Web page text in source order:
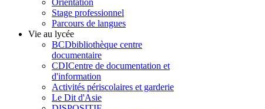
Orientation
Stage professionnel
Parcours de langues
Vie au lycée
BCDbibliothèque centre
documentaire
CDICentre de documentation et
d'information
Activités périscolaires et garderie
Le Dit d'Asie